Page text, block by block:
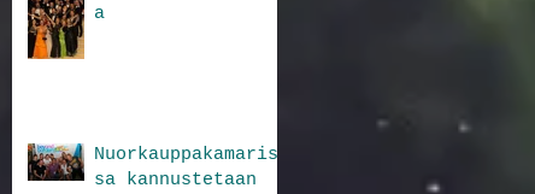
a
Nuorkauppakamaris
sa kannustetaan